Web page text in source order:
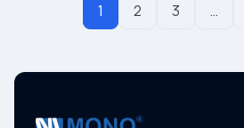
1 2 3 …